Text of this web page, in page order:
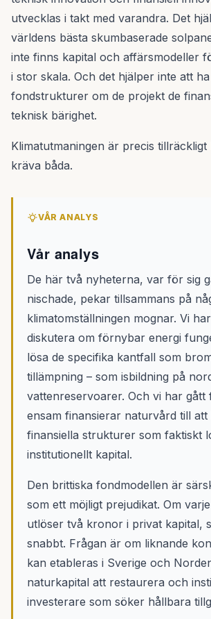
utvecklas i takt med varandra. Det
världens bästa skumbaserade
inte finns kapital och affärsmodeller
i stor skala. Och det hjälper inte att
fondstrukturer om de projekt de
teknisk bärighet.
Klimatutmaningen är precis
kräva båda.
VÅR ANALYS
Vår analys
De här två nyheterna, var för sig
nischade, pekar tillsammans på
klimatomställningen mognar. Vi
diskutera om förnybar energi
lösa de specifika kantfall som
tillämpning – som isbildning på
vattenreservoarer. Och vi har gått
ensam finansierar naturvård till att
finansiella strukturer som faktiskt
institutionellt kapital.
Den brittiska fondmodellen är
som ett möjligt prejudikat. Om
utlöser två kronor i privat kapital,
snabbt. Frågan är om liknande
kan etableras i Sverige och
naturkapital att restaurera och
investerare som söker hållbara